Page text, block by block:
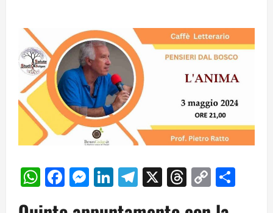
WhatsApp
Facebook
Messenger
LinkedIn
Telegram
X Threads
Copy